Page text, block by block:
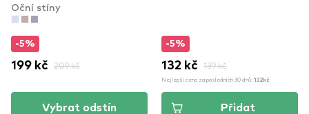
Lite (MGLI05)
Oční stíny
-5%
199 kč 209 kč
Vybrat odstín
-5%
132 kč 139 kč
Nejlepší cena za posledních 30 dnů: 132kč
Přidat